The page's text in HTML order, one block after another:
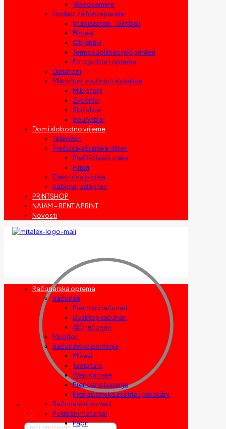
Videokamere
Dodaci za fotoaparate
Stabilizatori – Gimbali
Blicevi
Objektivi
Termosublimacijski printeri
Foto pribor i oprema
Diktafoni
Mikrofoni, zvučnici i slušalice
Mikrofoni
Zvučnici
Slušalice
Soundbar
Dom i slobodno vrijeme
Televizori
Prečišćivači zraka i filteri
Prečišćivači zraka
Filteri
Električna bicikla
Kablovi i adapteri
PRINTSHOP
NAJAM – RENT A PRINT
Novosti
Products
Računarska oprema
Računari
Prenosni računari
Desktop računari
AIO računari
Monitori
Računarska periferija
Miševi
Tastature
Web Kamere
Prenosne baterije
Prenaponska zaštita i produžni
Računarski dodaci
Potrošni materijal
Papir